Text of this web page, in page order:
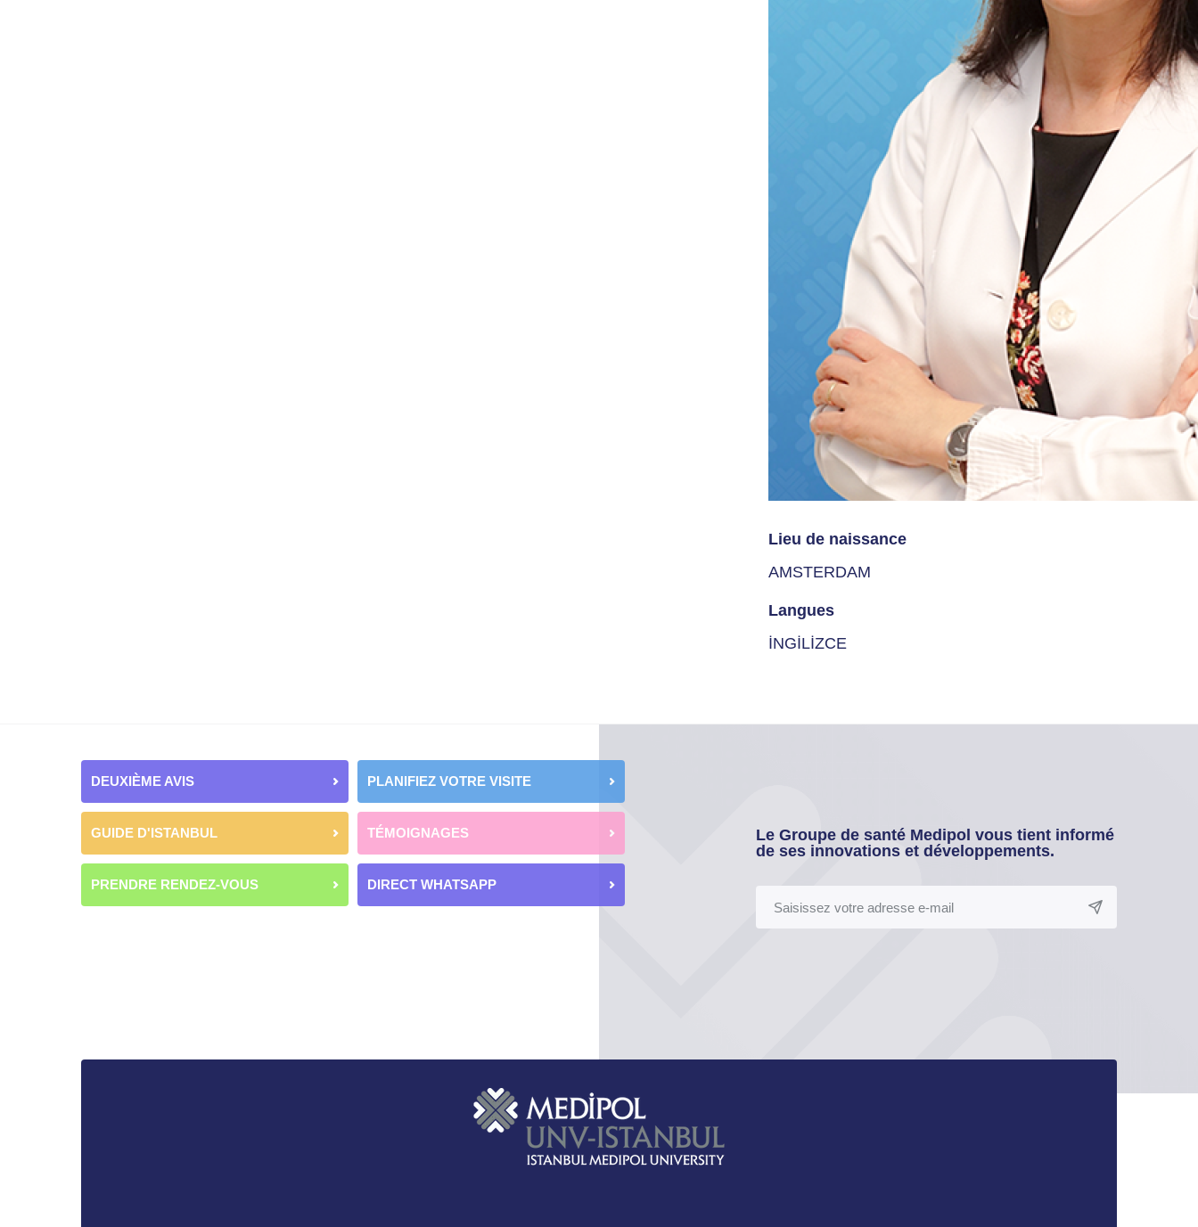
Lieu de naissance
AMSTERDAM
Langues
İNGİLİZCE
DEUXIÈME AVIS PLANIFIEZ VOTRE VISITE
GUIDE D'ISTANBUL TÉMOIGNAGES
PRENDRE RENDEZ-VOUS DIRECT WHATSAPP
Le Groupe de santé Medipol vous tient informé
de ses innovations et développements.